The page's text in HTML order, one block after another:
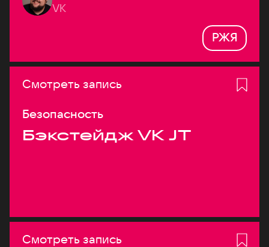
VK
РЖЯ
Смотреть запись
Безопасность
Бэкстейдж VK JT
Смотреть запись